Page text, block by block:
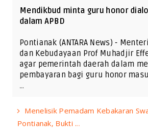
Mendikbud minta guru honor
dalam APBD
Pontianak (ANTARA News) -
dan Kebudayaan Prof Muhadjir
agar pemerintah daerah dalam
pembayaran bagi guru honor
…
Menelisik Pemadam Kebakaran
Pontianak, Bukti ...